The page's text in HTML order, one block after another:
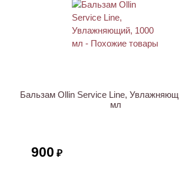
Бальзам Ollin Service Line,
мл
900 ₽